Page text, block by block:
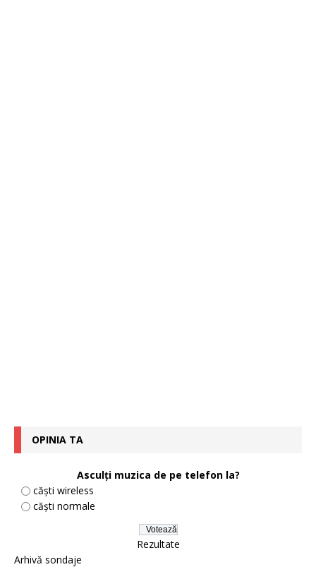
OPINIA TA
Asculți muzica de pe telefon la?
căști wireless
căști normale
Rezultate
Arhivă sondaje